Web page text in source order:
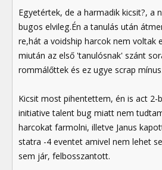
Egyetértek, de a harmadik kicsit?, a
bugos elvileg.Én a tanulás után
re,hát a voidship harcok nem voltak
miután az első 'tanulósnak' szánt
rommálőttek és ez ugye scrap
Kicsit most pihentettem, én is act 2-
initiative talent bug miatt nem
harcokat farmolni, illetve Janus
statra -4 eventet amivel nem lehet
sem jár, felbosszantott.